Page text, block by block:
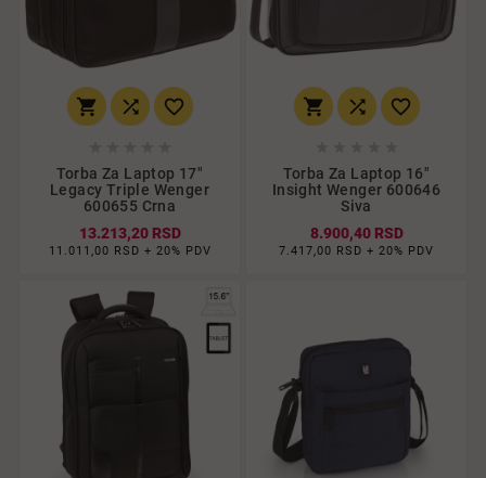
  
Torba Za Laptop 17"
Legacy Triple Wenger
600655 Crna
13.213,20 RSD
11.011,00 RSD + 20% PDV
  
Torba Za Laptop 16"
Insight Wenger 600646
Siva
8.900,40 RSD
7.417,00 RSD + 20% PDV